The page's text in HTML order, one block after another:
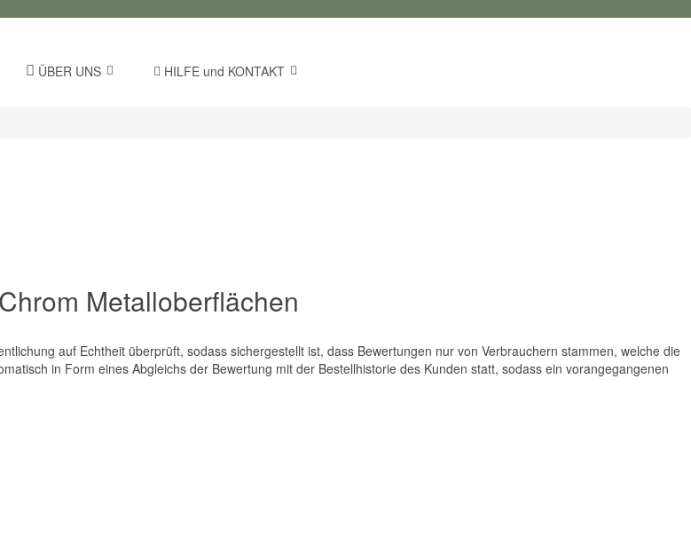
ÜBER UNS HILFE und KONTAKT
Metalloberflächen
auf Echtheit überprüft, sodass sichergestellt ist, dass Bewertungen nur von Verbrauchern stammen, welche die
in Form eines Abgleichs der Bewertung mit der Bestellhistorie des Kunden statt, sodass ein vorangegangenen